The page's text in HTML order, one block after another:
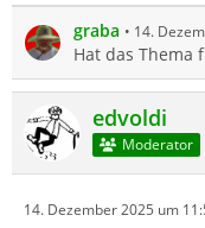
graba 14.
Hat das Thema
edvoldi
Moderator
14. Dezember 2025 um